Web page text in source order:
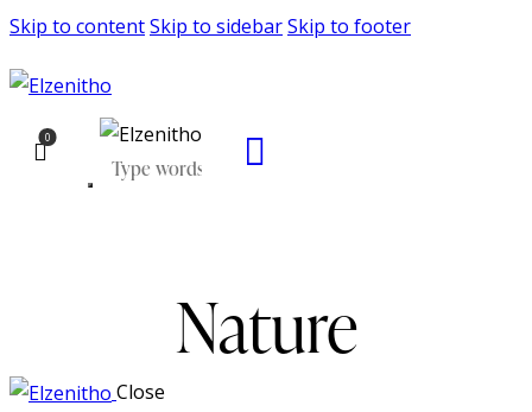
Skip to contentSkip to sidebarSkip to footer
0
Nature
Close